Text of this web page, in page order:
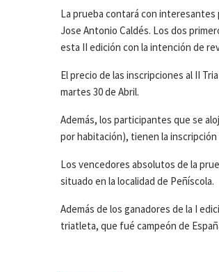
La prueba contará con
Jose Antonio Caldés. Los dos
esta II edición con la intención de
El precio de las inscripciones al II
martes 30 de Abril.
Además, los participantes que se
por habitación), tienen la
Los vencedores absolutos de la
situado en la localidad de Peñíscola.
Además de los ganadores de la I
triatleta, que fué campeón de